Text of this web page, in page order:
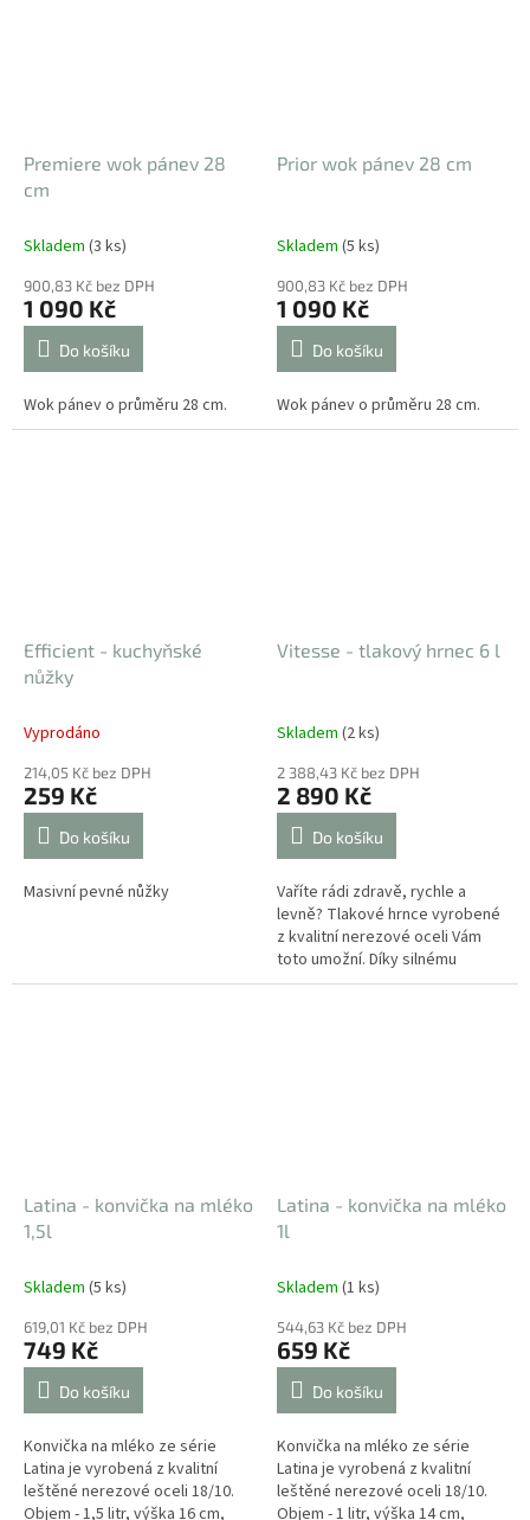
Premiere wok pánev 28
cm
Skladem (3 ks)
900,83 Kč bez DPH
1 090 Kč
Do košíku
Wok pánev o průměru 28 cm.
Prior wok pánev 28 cm
Skladem (5 ks)
900,83 Kč bez DPH
1 090 Kč
Do košíku
Wok pánev o průměru 28 cm.
Efficient - kuchyňské
nůžky
Vyprodáno
214,05 Kč bez DPH
259 Kč
Do košíku
Masivní pevné nůžky
Vitesse - tlakový hrnec 6 l
Skladem (2 ks)
2 388,43 Kč bez DPH
2 890 Kč
Do košíku
Vaříte rádi zdravě, rychle a
levně? Tlakové hrnce vyrobené
z kvalitní nerezové oceli Vám
toto umožní. Díky silnému
sendvičovému dnu je můžete
Latina - konvička na mléko
1,5l
Skladem (5 ks)
619,01 Kč bez DPH
749 Kč
Do košíku
Konvička na mléko ze série
Latina je vyrobená z kvalitní
leštěné nerezové oceli 18/10.
Objem - 1,5 litr, výška 16 cm,
Latina - konvička na mléko
1l
Skladem (1 ks)
544,63 Kč bez DPH
659 Kč
Do košíku
Konvička na mléko ze série
Latina je vyrobená z kvalitní
leštěné nerezové oceli 18/10.
Objem - 1 litr, výška 14 cm,